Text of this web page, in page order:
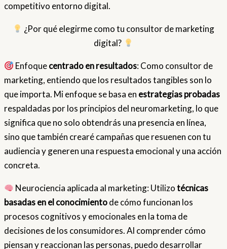
competitivo entorno digital.
¿Por qué elegirme como tu consultor de marketing
digital?
Enfoquecentrado en resultados: Como consultor de
marketing, entiendo que los resultados tangibles son lo
que importa. Mi enfoque se basa en estrategias probadas
respaldadas por los principios del neuromarketing, lo que
significa que no solo obtendrás una presencia en línea,
sino que también crearé campañas que resuenen con tu
audiencia y generen una respuesta emocional y una acción
concreta.
Neurociencia aplicada al marketing: Utilizotécnicas
basadas en el conocimientode cómo funcionan los
procesos cognitivos y emocionales en la toma de
decisiones de los consumidores. Al comprender cómo
piensan y reaccionan las personas, puedo desarrollar